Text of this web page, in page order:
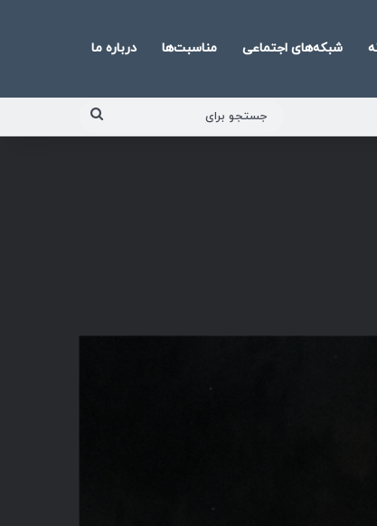
شبکه‌های اجتماعی مناسبت‌ها درباره ما